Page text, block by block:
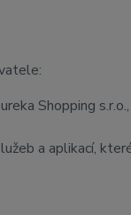
Shopping
a aplikací,